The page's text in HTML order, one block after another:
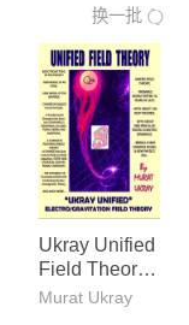
换一批
Ukray Unified
Field Theory:
"An Approach
Murat Ukray